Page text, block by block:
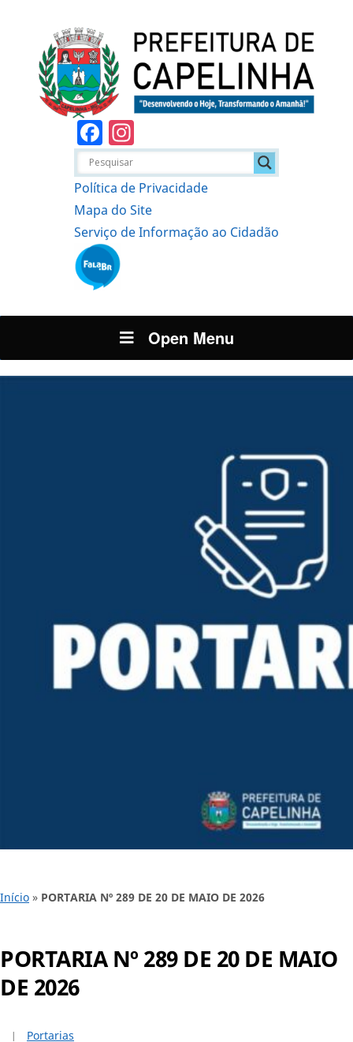
Facebook
Política de Privacidade
Mapa do Site
Serviço de Informação ao Cidadão
Open Menu
Início » PORTARIA Nº 289 DE 20 DE MAIO DE 2026
PORTARIA Nº 289 DE 20 DE MAIO
DE 2026
Portarias